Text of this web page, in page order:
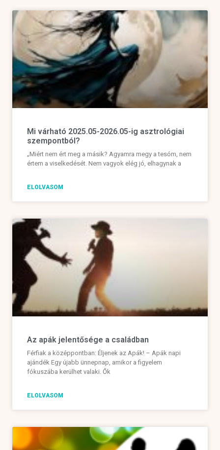
Mi várható 2025.05-2026.05-ig asztrológiai
szempontból?
„Miért nem ért meg a másik? Agyamra megy a tesóm, nem
értem a viselkedését. Nem vagyok elég jó, elhagynak a
ELOLVASOM
Az apák jelentősége a családban
Férfiak a középpontban: Éljenek az Apák! – Apák napi
ajándék Egy újabb ünnepnap, amikor a figyelem
fókuszába kerülhet valaki. Ők
ELOLVASOM